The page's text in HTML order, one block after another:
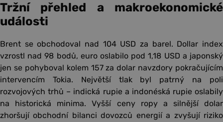
Tržní přehled a makroekonomické
události
Brent se obchodoval nad 104 USD za barel. Dollar index
vzrostl nad 98 bodů, euro oslabilo pod 1,18 USD a japonský
jen se pohyboval kolem 157 za dolar navzdory pokračujícím
intervencím Tokia. Největší tlak byl patrný na poli
rozvojových trhů – indická rupie a indonéská rupie oslabily
na historická minima. Vyšší ceny ropy a silnější dolar
zhoršují obchodní bilanci dovozců energií a zvyšují riziko